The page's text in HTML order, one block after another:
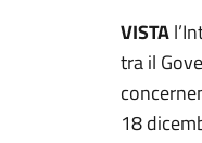
VISTA
tra il
18